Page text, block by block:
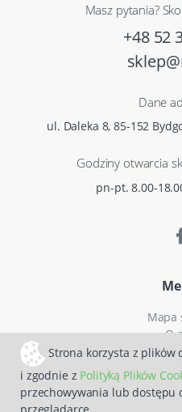
Strona korzysta z plików
i zgodnie z Polityką Plików
przechowywania lub dostępu
przeglądarce.
Masz pytania?
+48 52
Dane
ul. Daleka 8, 85-152
Godziny otwarcia
pn-pt. 8.00-
Mapa
O
Czas i
Polityka